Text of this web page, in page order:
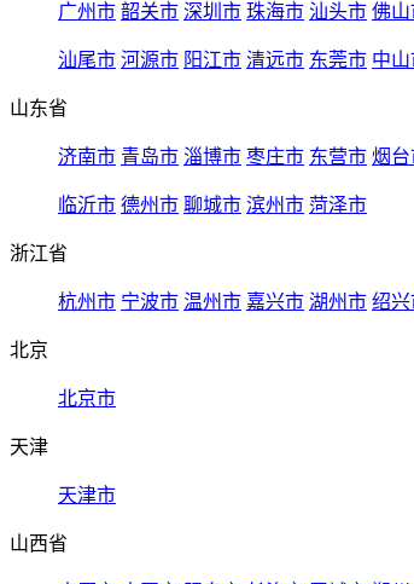
广州市 韶关市 深圳市 珠海市 汕头市 佛山
汕尾市 河源市 阳江市 清远市 东莞市 中
山东省
济南市 青岛市 淄博市 枣庄市 东营市 烟台
临沂市 德州市 聊城市 滨州市 菏泽市
浙江省
杭州市 宁波市 温州市 嘉兴市 湖州市 绍兴
北京
北京市
天津
天津市
山西省